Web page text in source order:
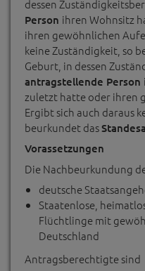
dessen
Person ihren Wohnsitz
ihren gewöhnlichen
keine Zuständigkeit, so
Geburt, in dessen
antragstellende Person
zuletzt hatte oder ihren
Ergibt sich auch daraus
beurkundet das
Vorassetzungen
Die Nachbeurkundung
deutsche
Staatenlose,
Flüchtlinge mit
Deutschland
Antragsberechtigte sind